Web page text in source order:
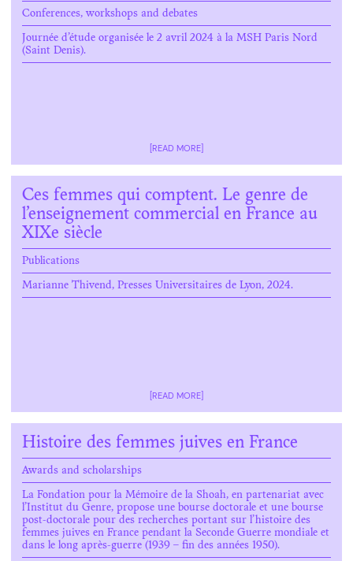
Conferences, workshops and debates
Journée d’étude organisée le 2 avril 2024 à la MSH Paris Nord
(Saint Denis).
[READ MORE]
Ces femmes qui comptent. Le genre de
l’enseignement commercial en France au
XIXe siècle
Publications
Marianne Thivend, Presses Universitaires de Lyon, 2024.
[READ MORE]
Histoire des femmes juives en France
Awards and scholarships
La Fondation pour la Mémoire de la Shoah, en partenariat avec
l’Institut du Genre, propose une bourse doctorale et une bourse
post-doctorale pour des recherches portant sur l’histoire des
femmes juives en France pendant la Seconde Guerre mondiale et
dans le long après-guerre (1939 – fin des années 1950).